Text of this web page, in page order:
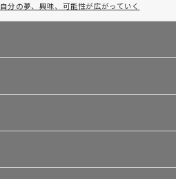
自分の夢、興味、可能性が広がっていく